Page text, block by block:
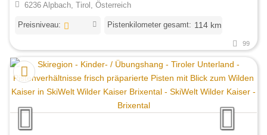
6236 Alpbach, Tirol, Österreich
Preisniveau: Pistenkilometer gesamt: 114 km
99